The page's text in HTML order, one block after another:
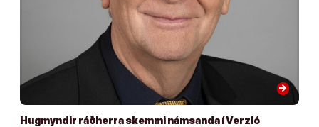
arrow_forward
Hugmyndir ráðherra skemmi námsanda í Verzló